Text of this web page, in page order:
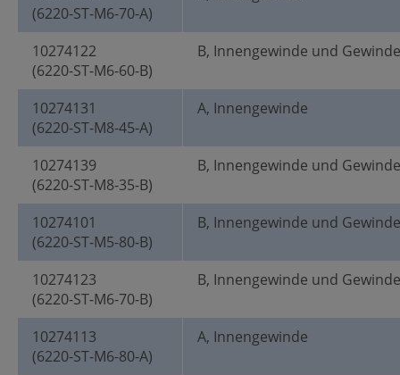
(6220-ST-M6-70-A)
10274122
(6220-ST-M6-60-B)
B, Innengewinde und
10274131
(6220-ST-M8-45-A)
A, Innengewinde
10274139
(6220-ST-M8-35-B)
B, Innengewinde und
10274101
(6220-ST-M5-80-B)
B, Innengewinde und
10274123
(6220-ST-M6-70-B)
B, Innengewinde und
10274113
(6220-ST-M6-80-A)
A, Innengewinde